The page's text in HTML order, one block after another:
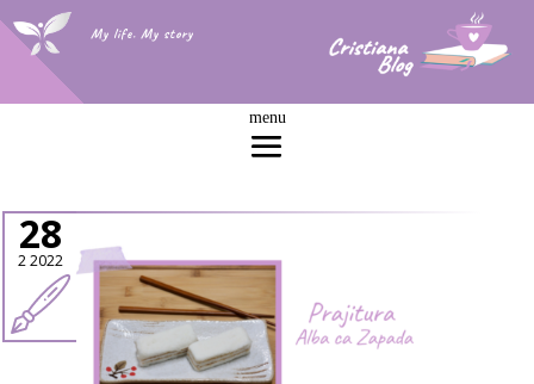
My life. My story
28
2 2022